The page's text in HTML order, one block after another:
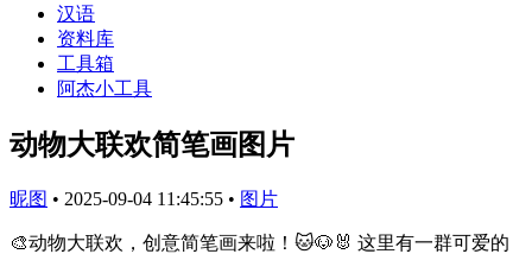
汉语
资料库
工具箱
阿杰小工具
动物大联欢简笔画图片
昵图 • 2025-09-04 11:45:55 • 图片
🎨动物大联欢，创意简笔画来啦！🐱🐶🐰 这里有一群可爱的